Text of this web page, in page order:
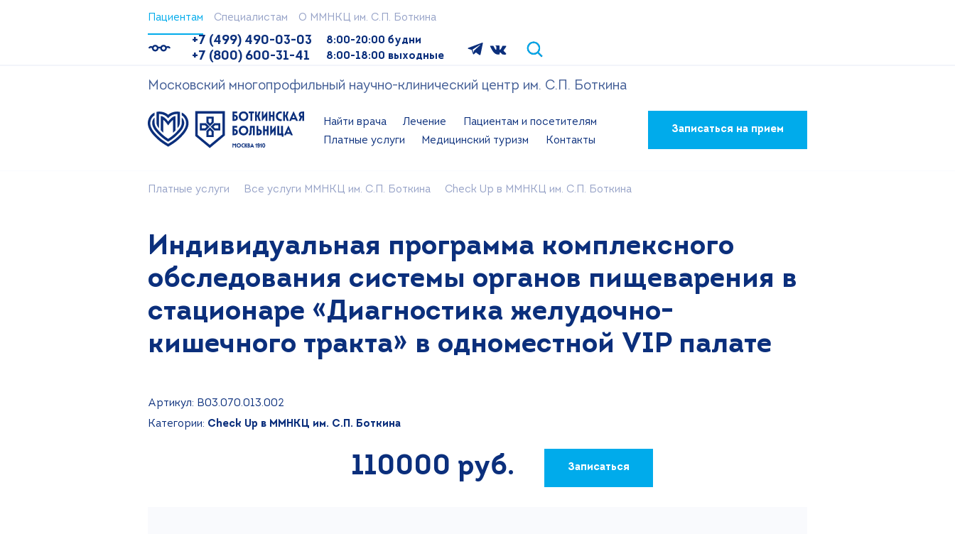
Пациентам Специалистам О ММНКЦ им. С.П. Боткина
+7 (499) 490-03-03
+7 (800) 600-31-41
8:00-20:00 будни
8:00-18:00 выходные
Московский многопрофильный научно-клинический центр им. С.П. Боткина
Найти врача Лечение
Пациентам и посетителям
Платные услуги
Медицинский туризм Контакты
Записаться на прием
Платные услуги Все услуги ММНКЦ им. С.П. Боткина Check Up в ММНКЦ им. С.П. Боткина
Индивидуальная программа комплексного
обследования системы органов пищеварения в
стационаре «Диагностика желудочно-
кишечного тракта» в одноместной VIP палате
Артикул: В03.070.013.002
Категории: Check Up в ММНКЦ им. С.П. Боткина
110000 руб. Записаться